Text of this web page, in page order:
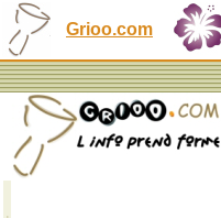
Grioo.com